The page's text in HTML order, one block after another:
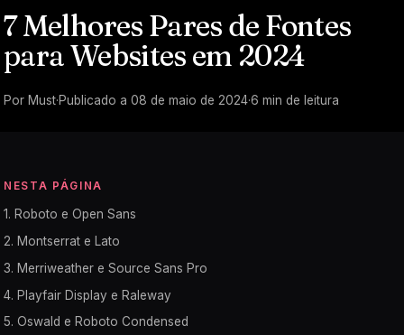
7 Melhores Pares de Fontes
para Websites em 2024
Por Must·Publicado a 08 de maio de 2024·6 min de leitura
NESTA PÁGINA
1. Roboto e Open Sans
2. Montserrat e Lato
3. Merriweather e Source Sans Pro
4. Playfair Display e Raleway
5. Oswald e Roboto Condensed